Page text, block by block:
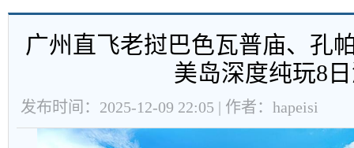
内容
广州直飞老挝巴色瓦普庙、孔
美岛深度纯玩8
发布时间：2025-12-09 22:05 | 作者：hapeisi